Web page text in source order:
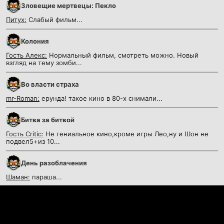
Зловещие мертвецы: Пекло
Питух: Слабый фильм...
Колония
Гость Алекс: Нормальный фильм, смотреть можно. Новый
взгляд на тему зомби...
Во власти страха
mr-Roman: ерунда! такое кино в 80-х снимали...
Битва за битвой
Гость Critic: Не гениальное кино,кроме игры Лео,ну и Шон не
подвел5+из 10...
День разоблачения
Шаман: параша...